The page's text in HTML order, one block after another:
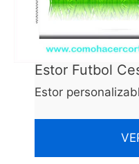
Estor Futbol
Estor